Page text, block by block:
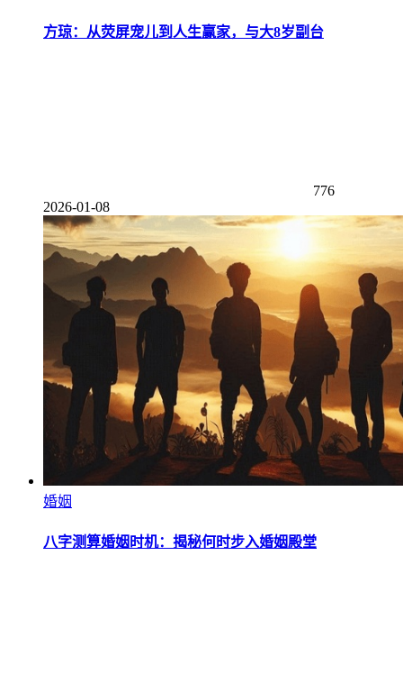
方琼：从荧屏宠儿到人生赢家，与大8岁副台
776
2026-01-08
婚姻
八字测算婚姻时机：揭秘何时步入婚姻殿堂